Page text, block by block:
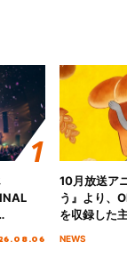
10月放送ア
う』より、
を収録した
NEWS